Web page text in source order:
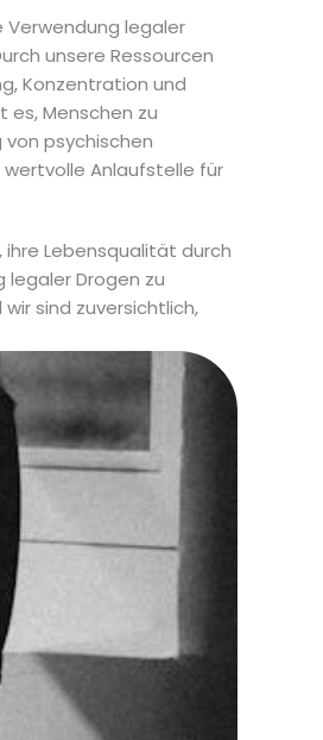
legaler
unsere Ressourcen
Konzentration und
es, Menschen zu
psychischen
Anlaufstelle für
ihre Lebensqualität durch
Drogen zu
sind zuversichtlich,